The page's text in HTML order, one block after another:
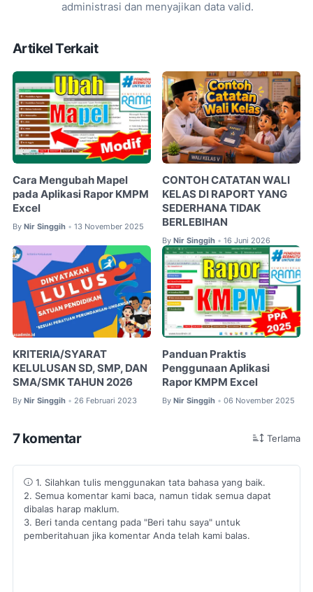
administrasi dan menyajikan data valid.
Artikel Terkait
Cara Mengubah Mapel
pada Aplikasi Rapor KMPM
Excel
By Nir Singgih • 13 November 2025
CONTOH CATATAN WALI
KELAS DI RAPORT YANG
SEDERHANA TIDAK
BERLEBIHAN
By Nir Singgih • 16 Juni 2026
KRITERIA/SYARAT
KELULUSAN SD, SMP, DAN
SMA/SMK TAHUN 2026
By Nir Singgih • 26 Februari 2023
Panduan Praktis
Penggunaan Aplikasi
Rapor KMPM Excel
By Nir Singgih • 06 November 2025
7 komentar Terlama
1. Silahkan tulis menggunakan tata bahasa yang baik.
2. Semua komentar kami baca, namun tidak semua dapat
dibalas harap maklum.
3. Beri tanda centang pada "Beri tahu saya" untuk
pemberitahuan jika komentar Anda telah kami balas.